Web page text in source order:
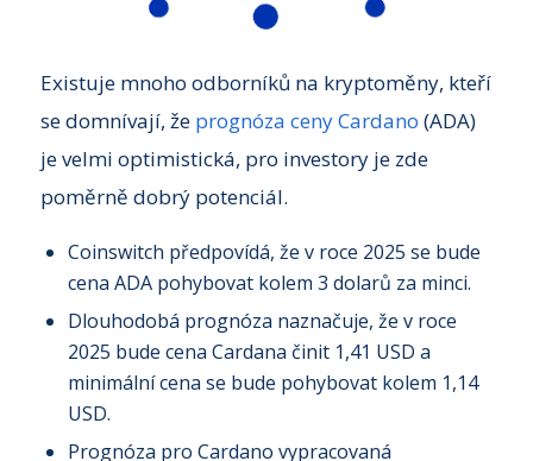
Existuje mnoho odborníků na kryptoměny, kteří
se domnívají, že prognóza ceny Cardano (ADA)
je velmi optimistická, pro investory je zde
poměrně dobrý potenciál.
Coinswitch předpovídá, že v roce 2025 se bude
cena ADA pohybovat kolem 3 dolarů za minci.
Dlouhodobá prognóza naznačuje, že v roce
2025 bude cena Cardana činit 1,41 USD a
minimální cena se bude pohybovat kolem 1,14
USD.
Prognóza pro Cardano vypracovaná